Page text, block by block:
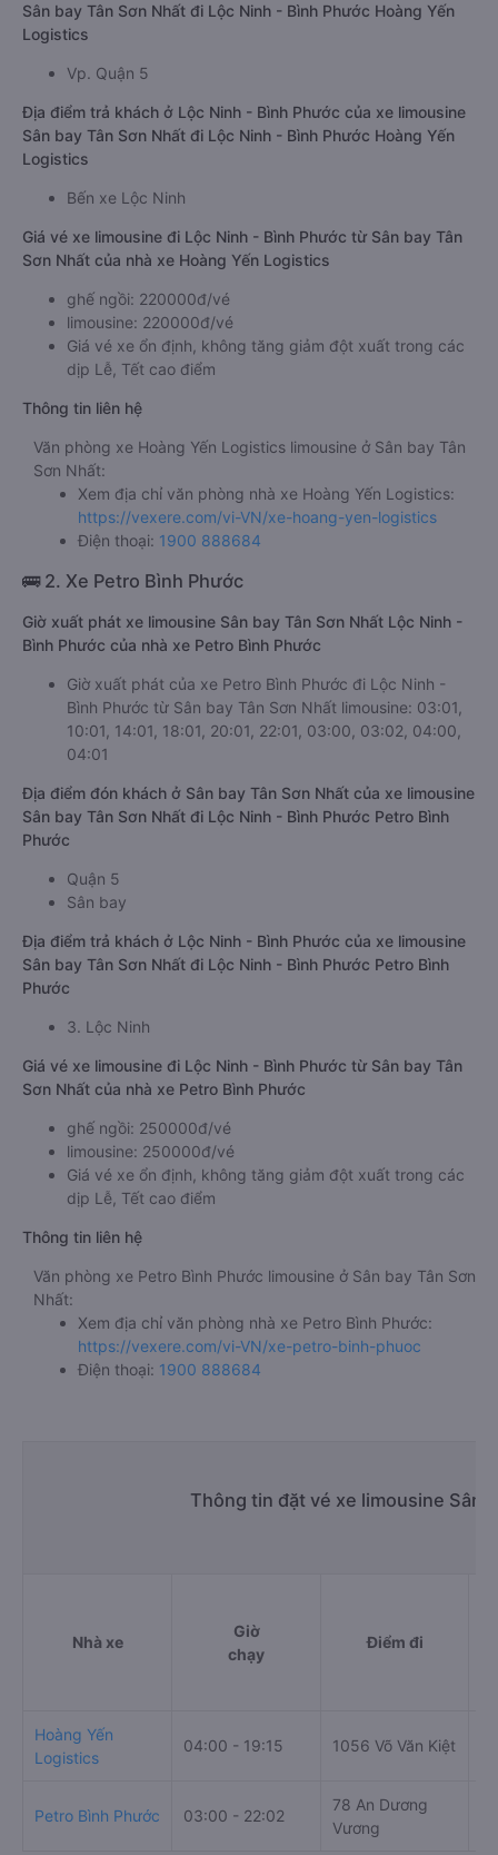
Sân bay Tân Sơn Nhất đi Lộc Ninh - Bình Phước Hoàng Yến
Logistics
Vp. Quận 5
Địa điểm trả khách ở Lộc Ninh - Bình Phước của xe limousine
Sân bay Tân Sơn Nhất đi Lộc Ninh - Bình Phước Hoàng Yến
Logistics
Bến xe Lộc Ninh
Giá vé xe limousine đi Lộc Ninh - Bình Phước từ Sân bay Tân
Sơn Nhất của nhà xe Hoàng Yến Logistics
ghế ngồi: 220000đ/vé
limousine: 220000đ/vé
Giá vé xe ổn định, không tăng giảm đột xuất trong các
dịp Lễ, Tết cao điểm
Thông tin liên hệ
Văn phòng xe Hoàng Yến Logistics limousine ở Sân bay Tân
Sơn Nhất:
Xem địa chỉ văn phòng nhà xe Hoàng Yến Logistics:
https://vexere.com/vi-VN/xe-hoang-yen-logistics
Điện thoại: 1900 888684
🚌 2. Xe Petro Bình Phước
Giờ xuất phát xe limousine Sân bay Tân Sơn Nhất Lộc Ninh -
Bình Phước của nhà xe Petro Bình Phước
Giờ xuất phát của xe Petro Bình Phước đi Lộc Ninh -
Bình Phước từ Sân bay Tân Sơn Nhất limousine: 03:01,
10:01, 14:01, 18:01, 20:01, 22:01, 03:00, 03:02, 04:00,
04:01
Địa điểm đón khách ở Sân bay Tân Sơn Nhất của xe limousine
Sân bay Tân Sơn Nhất đi Lộc Ninh - Bình Phước Petro Bình
Phước
Quận 5
Sân bay
Địa điểm trả khách ở Lộc Ninh - Bình Phước của xe limousine
Sân bay Tân Sơn Nhất đi Lộc Ninh - Bình Phước Petro Bình
Phước
3. Lộc Ninh
Giá vé xe limousine đi Lộc Ninh - Bình Phước từ Sân bay Tân
Sơn Nhất của nhà xe Petro Bình Phước
ghế ngồi: 250000đ/vé
limousine: 250000đ/vé
Giá vé xe ổn định, không tăng giảm đột xuất trong các
dịp Lễ, Tết cao điểm
Thông tin liên hệ
Văn phòng xe Petro Bình Phước limousine ở Sân bay Tân Sơn
Nhất:
Xem địa chỉ văn phòng nhà xe Petro Bình Phước:
https://vexere.com/vi-VN/xe-petro-binh-phuoc
Điện thoại: 1900 888684
Thông tin đặt vé xe limousine Sân
Nhà xe
Giờ
chạy
Điểm đi
Hoàng Yến
Logistics
04:00 - 19:15 1056 Võ Văn Kiệt
Petro Bình Phước 03:00 - 22:02
78 An Dương
Vương